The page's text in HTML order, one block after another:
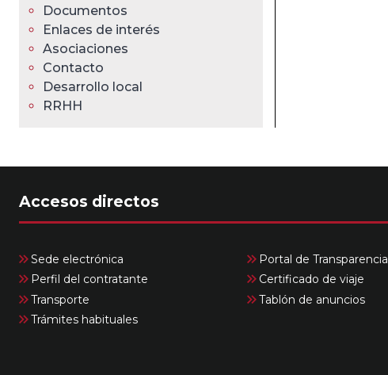
Documentos
Enlaces de interés
Asociaciones
Contacto
Desarrollo local
RRHH
Accesos directos
Sede electrónica
Portal de Transparencia
Perfil del contratante
Certificado de viaje
Transporte
Tablón de anuncios
Trámites habituales